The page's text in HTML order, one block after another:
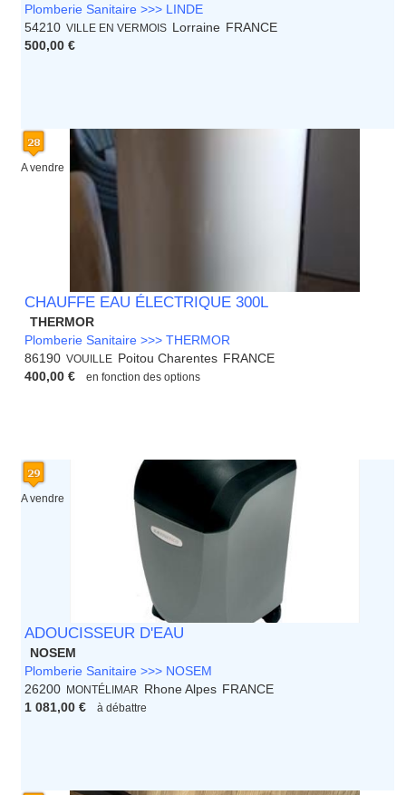
Plomberie Sanitaire >>> LINDE
54210 VILLE EN VERMOIS Lorraine FRANCE
500,00 €
A vendre
CHAUFFE EAU ÉLECTRIQUE 300L
THERMOR
Plomberie Sanitaire >>> THERMOR
86190 VOUILLE Poitou Charentes FRANCE
400,00 €
en fonction des options
A vendre
ADOUCISSEUR D'EAU
NOSEM
Plomberie Sanitaire >>> NOSEM
26200
MONTÉLIMAR Rhone Alpes FRANCE
1 081,00 €
à débattre